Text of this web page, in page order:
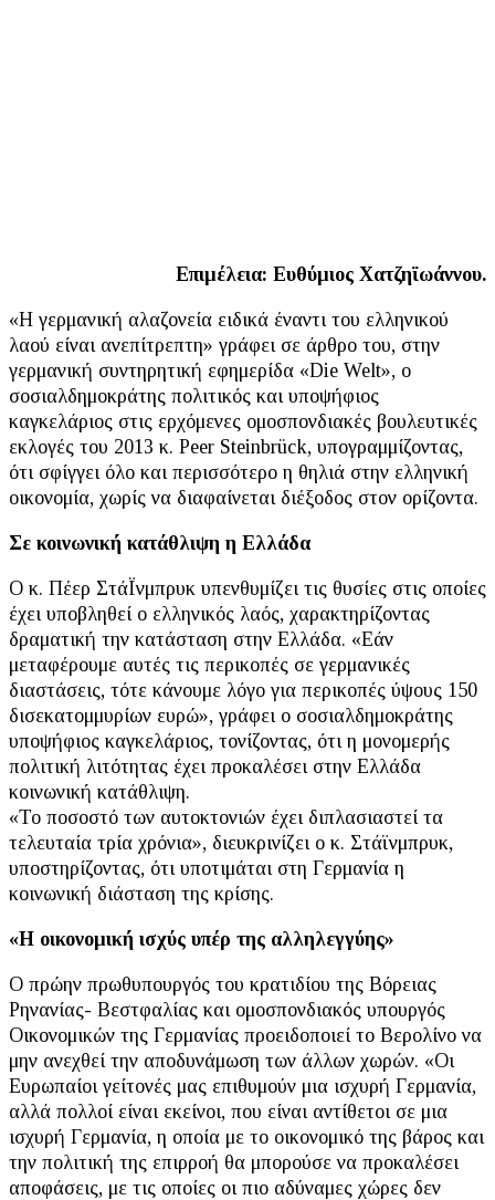
Επιμέλεια: Ευθύμιος Χατζηϊωάννου.
«Η γερμανική αλαζονεία ειδικά έναντι του ελληνικού
λαού είναι ανεπίτρεπτη» γράφει σε άρθρο του, στην
γερμανική συντηρητική εφημερίδα «Die Welt», ο
σοσιαλδημοκράτης πολιτικός και υποψήφιος
καγκελάριος στις ερχόμενες ομοσπονδιακές βουλευτικές
εκλογές του 2013 κ. Peer Steinbrück, υπογραμμίζοντας,
ότι σφίγγει όλο και περισσότερο η θηλιά στην ελληνική
οικονομία, χωρίς να διαφαίνεται διέξοδος στον ορίζοντα.
Σε κοινωνική κατάθλιψη η Ελλάδα
Ο κ. Πέερ ΣτάΪνμπρυκ υπενθυμίζει τις θυσίες στις οποίες
έχει υποβληθεί ο ελληνικός λαός, χαρακτηρίζοντας
δραματική την κατάσταση στην Ελλάδα. «Εάν
μεταφέρουμε αυτές τις περικοπές σε γερμανικές
διαστάσεις, τότε κάνουμε λόγο για περικοπές ύψους 150
δισεκατομμυρίων ευρώ», γράφει ο σοσιαλδημοκράτης
υποψήφιος καγκελάριος, τονίζοντας, ότι η μονομερής
πολιτική λιτότητας έχει προκαλέσει στην Ελλάδα
κοινωνική κατάθλιψη.
«Το ποσοστό των αυτοκτονιών έχει διπλασιαστεί τα
τελευταία τρία χρόνια», διευκρινίζει ο κ. Στάϊνμπρυκ,
υποστηρίζοντας, ότι υποτιμάται στη Γερμανία η
κοινωνική διάσταση της κρίσης.
«Η οικονομική ισχύς υπέρ της αλληλεγγύης»
Ο πρώην πρωθυπουργός του κρατιδίου της Βόρειας
Ρηνανίας- Βεστφαλίας και ομοσπονδιακός υπουργός
Οικονομικών της Γερμανίας προειδοποιεί το Βερολίνο να
μην ανεχθεί την αποδυνάμωση των άλλων χωρών. «Οι
Ευρωπαίοι γείτονές μας επιθυμούν μια ισχυρή Γερμανία,
αλλά πολλοί είναι εκείνοι, που είναι αντίθετοι σε μια
ισχυρή Γερμανία, η οποία με το οικονομικό της βάρος και
την πολιτική της επιρροή θα μπορούσε να προκαλέσει
αποφάσεις, με τις οποίες οι πιο αδύναμες χώρες δεν